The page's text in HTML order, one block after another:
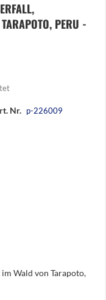
PERU -
Nr. p-226009
Wald von Tarapoto,